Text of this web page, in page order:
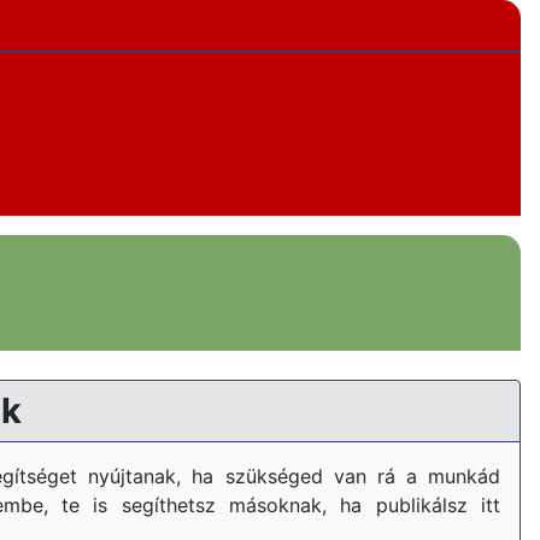
nyújtanak, ha szükséged van rá a munkád
te is segíthetsz másoknak, ha publikálsz itt